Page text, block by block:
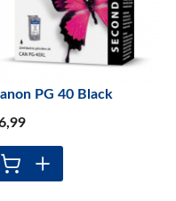
PG 40 Black
,99